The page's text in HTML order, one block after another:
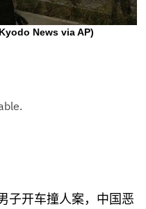
News via AP)
子开车撞人案，中国恶